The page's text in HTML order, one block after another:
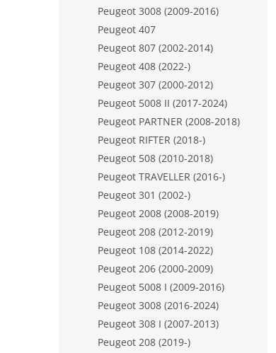
Peugeot 3008 (2009-2016)
Peugeot 407
Peugeot 807 (2002-2014)
Peugeot 408 (2022-)
Peugeot 307 (2000-2012)
Peugeot 5008 II (2017-2024)
Peugeot PARTNER (2008-2018)
Peugeot RIFTER (2018-)
Peugeot 508 (2010-2018)
Peugeot TRAVELLER (2016-)
Peugeot 301 (2002-)
Peugeot 2008 (2008-2019)
Peugeot 208 (2012-2019)
Peugeot 108 (2014-2022)
Peugeot 206 (2000-2009)
Peugeot 5008 I (2009-2016)
Peugeot 3008 (2016-2024)
Peugeot 308 I (2007-2013)
Peugeot 208 (2019-)